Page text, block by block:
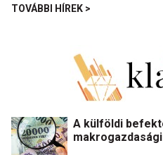
TOVÁBBI HÍREK >
A külföldi